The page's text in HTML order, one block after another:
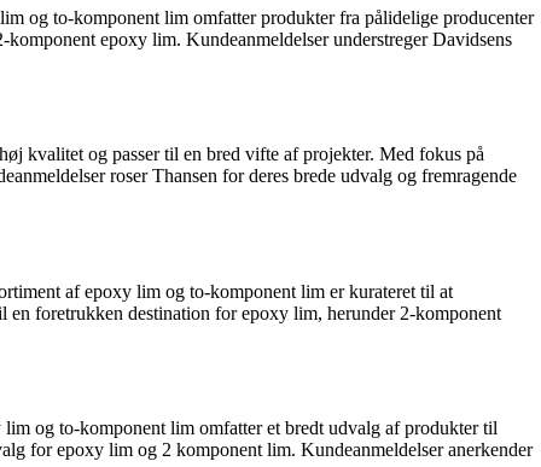
og to-komponent lim omfatter produkter fra pålidelige producenter
epoxy lim. Kundeanmeldelser understreger Davidsens
kvalitet og passer til en bred vifte af projekter. Med fokus på
roser Thansen for deres brede udvalg og fremragende
af epoxy lim og to-komponent lim er kurateret til at
foretrukken destination for epoxy lim, herunder 2-komponent
og to-komponent lim omfatter et bredt udvalg af produkter til
for epoxy lim og 2 komponent lim. Kundeanmeldelser anerkender